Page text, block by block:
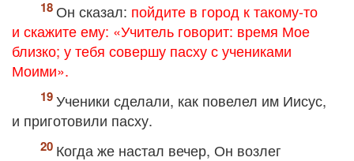
Он сказал: пойдите в город к такому‐то
и скажите ему: «Учитель говорит: время Мое
близко; у тебя совершу пасху с учениками
Моими».
Ученики сделали, как повелел им Иисус,
и приготовили пасху.
Когда же настал вечер, Он возлег